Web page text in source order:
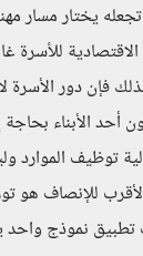
يختار مسار
فإن دور الأسرة
الأبناء بحاجة
توظيف الموارد
للإنصاف هو
نموذج واحد